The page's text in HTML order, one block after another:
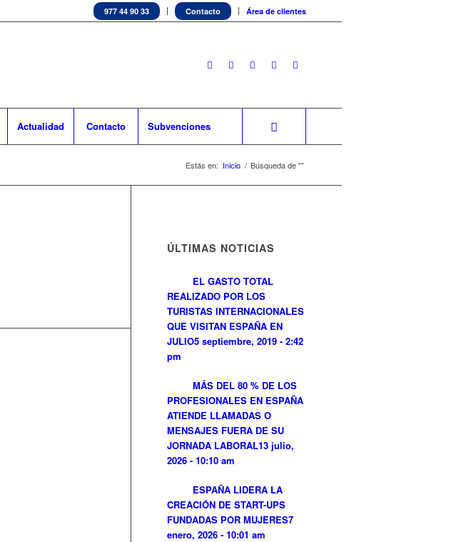
977 44 90 33 Contacto Área de clientes
Actualidad Contacto Subvenciones
Estás en: Inicio / Búsqueda de ""
ÚLTIMAS NOTICIAS
EL GASTO TOTAL
REALIZADO POR LOS
TURISTAS INTERNACIONALES
QUE VISITAN ESPAÑA EN
JULIO5 septiembre, 2019 - 2:42
pm
MÁS DEL 80 % DE LOS
PROFESIONALES EN ESPAÑA
ATIENDE LLAMADAS O
MENSAJES FUERA DE SU
JORNADA LABORAL13 julio,
2026 - 10:10 am
ESPAÑA LIDERA LA
CREACIÓN DE START-UPS
FUNDADAS POR MUJERES7
enero, 2026 - 10:01 am